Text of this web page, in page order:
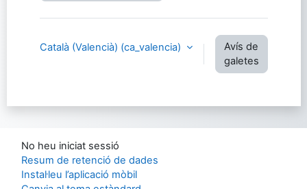
Català (Valencià) ‎(ca_valencia)‎
Avís de
galetes
No heu iniciat sessió
Resum de retenció de dades
Instal·leu l’aplicació mòbil